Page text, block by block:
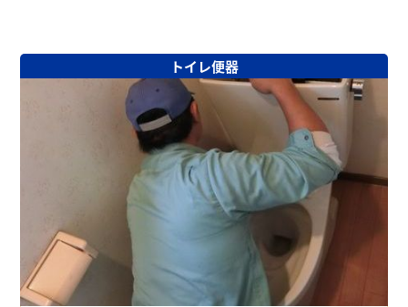
どちらかだけ選択して検索することもできます。
トイレ便器